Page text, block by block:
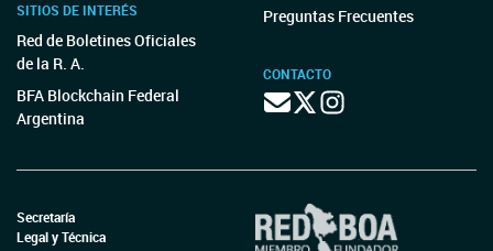
SITIOS DE INTERÉS
Red de Boletines Oficiales
de la R. A.
BFA Blockchain Federal
Argentina
Preguntas Frecuentes
CONTACTO
Secretaría
Legal y Técnica